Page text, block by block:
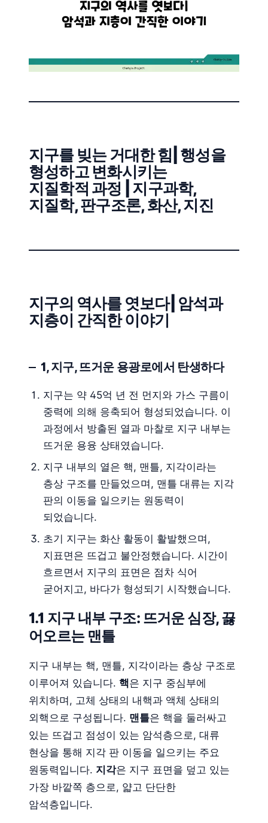
지구를 빚는 거대한 힘| 행성을
형성하고 변화시키는
지질학적 과정 | 지구과학,
지질학, 판구조론, 화산, 지진
지구의 역사를 엿보다| 암석과
지층이 간직한 이야기
1, 지구, 뜨거운 용광로에서 탄생하다
지구는 약 45억 년 전 먼지와 가스 구름이
중력에 의해 응축되어 형성되었습니다. 이
과정에서 방출된 열과 마찰로 지구 내부는
뜨거운 용융 상태였습니다.
지구 내부의 열은 핵, 맨틀, 지각이라는
층상 구조를 만들었으며, 맨틀 대류는 지각
판의 이동을 일으키는 원동력이
되었습니다.
초기 지구는 화산 활동이 활발했으며,
지표면은 뜨겁고 불안정했습니다. 시간이
흐르면서 지구의 표면은 점차 식어
굳어지고, 바다가 형성되기 시작했습니다.
1.1 지구 내부 구조: 뜨거운 심장, 끓
어오르는 맨틀
지구 내부는 핵, 맨틀, 지각이라는 층상 구조로
이루어져 있습니다. 핵은 지구 중심부에
위치하며, 고체 상태의 내핵과 액체 상태의
외핵으로 구성됩니다. 맨틀은 핵을 둘러싸고
있는 뜨겁고 점성이 있는 암석층으로, 대류
현상을 통해 지각 판 이동을 일으키는 주요
원동력입니다. 지각은 지구 표면을 덮고 있는
가장 바깥쪽 층으로, 얇고 단단한
암석층입니다.